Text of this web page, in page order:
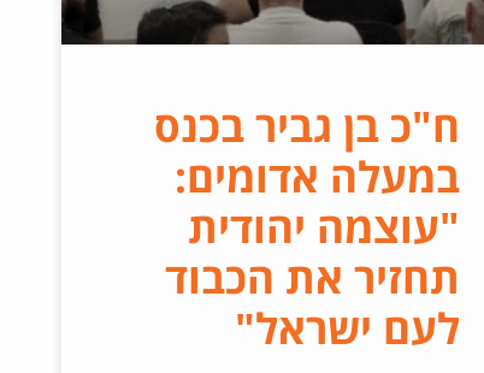
ח"כ בן גביר בכנס
במעלה אדומים:
"עוצמה יהודית
תחזיר את הכבוד
לעם ישראל"